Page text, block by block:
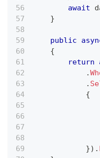
await
}
public
{
return
.
.
{
}) .